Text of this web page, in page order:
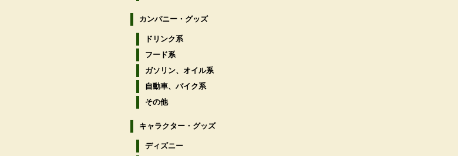
カンパニー・グッズ
ドリンク系
フード系
ガソリン、オイル系
自動車、バイク系
その他
キャラクター・グッズ
ディズニー